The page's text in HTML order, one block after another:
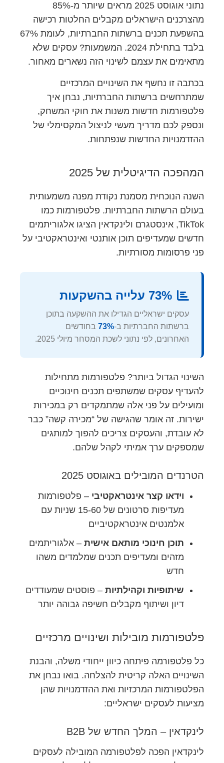
נתוני אוגוסט 2025 מראים שיותר מ-85%
מהצרכנים הישראלים מקבלים החלטות רכישה
בהשפעת תכנים ברשתות החברתיות, לעומת 67%
בלבד בתחילת 2024. המשמעות? עסקים שלא
מתאימים את עצמם לשינוי הזה נשארים מאחור.
בכתבה זו נחשף את השינויים המרכזיים
שמתרחשים ברשתות החברתיות, נבחן איך
פלטפורמות חדשות משנות את חוקי המשחק,
ונספק לכם מדריך מעשי לניצול המקסימלי של
ההזדמנויות החדשות שנפתחות.
המהפכה הדיגיטלית של 2025
השנה הנוכחית מסמנת נקודת מפנה משמעותית
בעולם הרשתות החברתיות. פלטפורמות כמו
TikTok, אינסטגרם ולינקדאין הציגו אלגוריתמים
חדשים שמעדיפים תוכן אותנטי ואינטראקטיבי על
פני פרסומות מסורתיות.
73% עלייה בהשקעות
עסקים ישראליים הגדילו את ההשקעה בתוכן
ברשתות החברתיות ב-73% בחודשים
האחרונים, לפי נתוני לשכת המסחר מיולי 2025.
השינוי הגדול ביותר? פלטפורמות מתחילות
להעדיף עסקים שמשתפים תכנים חינוכיים
ומועילים על פני אלה שמתמקדים רק במכירות
ישירות. זה אומר שהגישה של “מכירה קשה” כבר
לא עובדת, והעסקים צריכים להפוך למותגים
שמספקים ערך אמיתי לקהל שלהם.
הטרנדים המובילים באוגוסט 2025
וידאו קצר אינטראקטיבי – פלטפורמות
מעדיפות סרטונים של 15-60 שניות עם
אלמנטים אינטראקטיביים
תוכן חינוכי מותאם אישית – אלגוריתמים
מזהים ומעדיפים תכנים שמלמדים משהו
חדש
שיתופיות וקהילתיות – פוסטים שמעודדים
דיון ושיתוף מקבלים חשיפה גבוהה יותר
פלטפורמות מובילות ושינויים מרכזיים
כל פלטפורמה פיתחה כיוון ייחודי משלה, והבנת
השינויים האלה קריטית להצלחה. בואו נבחן את
הפלטפורמות המרכזיות ואת ההזדמנויות שהן
מציעות לעסקים ישראליים:
לינקדאין – המלך החדש של B2B
לינקדאין הפכה לפלטפורמה המובילה לעסקים